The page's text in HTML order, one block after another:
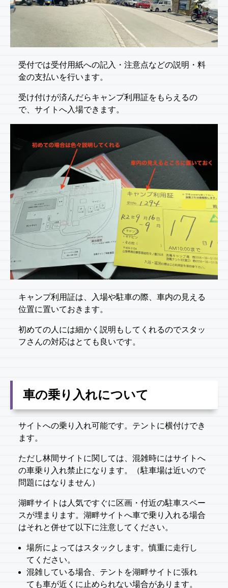
受付では受付用紙への記入・注意点などの説明・料
金の支払いを行います。
受け付けが済んだらキャンプ利用証をもらえるの
で、サイトへ入場できます。
キャンプ利用証は、入場や駐車の際、車内の見える
位置に置いておきます。
初めての人には細かく説明もしてくれるのでスタッ
フさんの対応はとても良いです。
車の乗り入れについて
サイトへの乗り入れ可能です。テントに横付けでき
ます。
ただし林間サイトに関しては、混雑時にはサイトへ
の車乗り入れ禁止になります。（駐車場は近いので
問題にはなりません）
湖畔サイトは人気ですぐに区画・付近の駐車スペー
スが埋まります。湖畔サイトへ車で乗り入れる場合
はそれと併せて以下に注意してください。
場所によってはスタックします。慎重に走行し
てください。
混雑している場合、テントを湖畔サイトに張れ
ても車が近くに止められない場合があります。